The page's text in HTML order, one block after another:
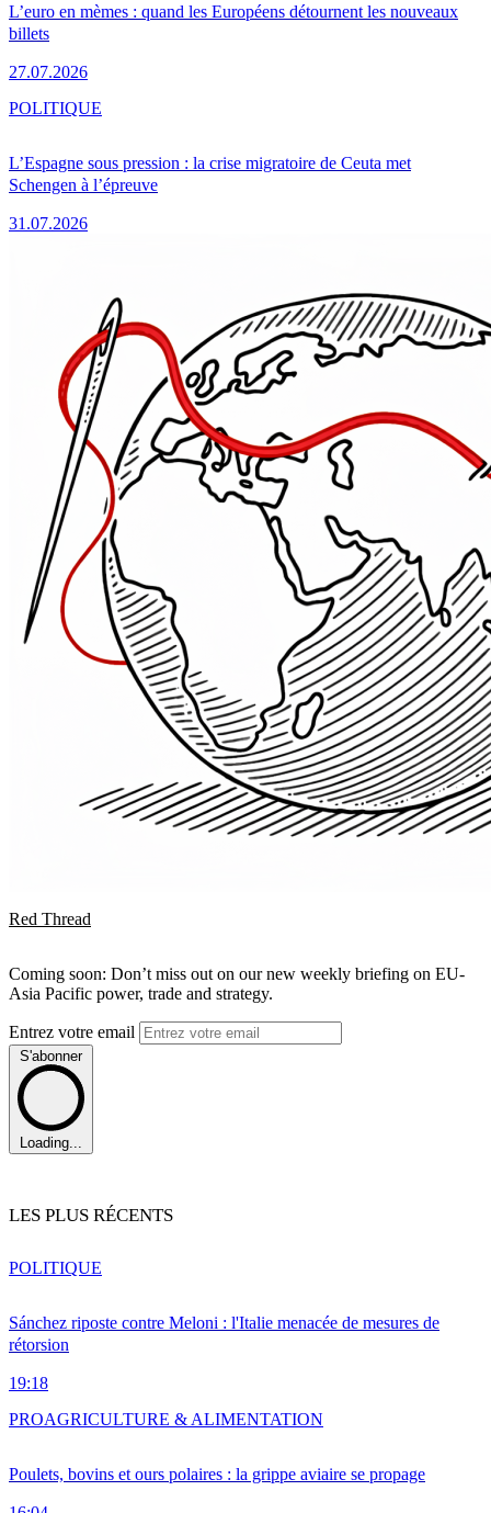
L’euro en mèmes : quand les Européens détournent les nouveaux
billets
27.07.2026
L’Espagne sous pression : la crise migratoire de Ceuta met
Schengen à l’épreuve
31.07.2026
POLITIQUE
Red Thread
Coming soon: Don’t miss out on our new weekly briefing on EU-
Asia Pacific power, trade and strategy.
Entrez votre email
S'abonner
Loading...
LES PLUS RÉCENTS
Sánchez riposte contre Meloni : l'Italie menacée de mesures de
rétorsion
19:18
POLITIQUE
Poulets, bovins et ours polaires : la grippe aviaire se propage
PROAGRICULTURE & ALIMENTATION